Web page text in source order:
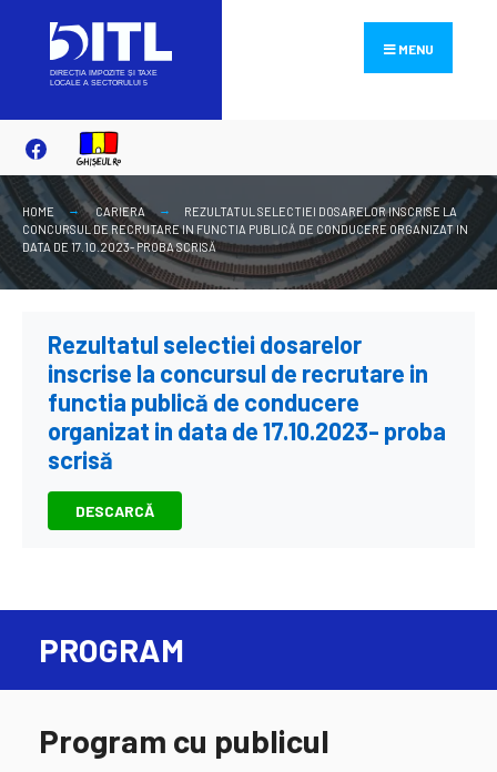
content
MENU
HOME CARIERA
REZULTATUL SELECTIEI DOSARELOR INSCRISE LA
CONCURSUL DE RECRUTARE IN FUNCTIA PUBLICĂ DE CONDUCERE ORGANIZAT IN
DATA DE 17.10.2023- PROBA SCRISĂ
Rezultatul selectiei dosarelor
inscrise la concursul de recrutare in
functia publică de conducere
organizat in data de 17.10.2023- proba
scrisă
DESCARCĂ
PROGRAM
Program cu publicul
for: